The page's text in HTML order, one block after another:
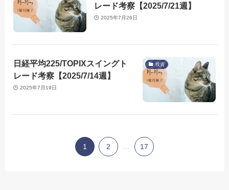
レード考察【2025/7/21週】
2025年7月26日
投資
日経平均225/TOPIXスイングト
レード考察【2025/7/14週】
2025年7月19日
1 2 ... 17